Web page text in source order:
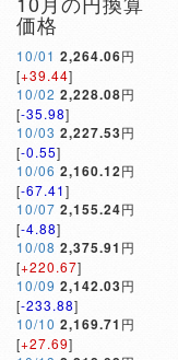
価格
10/01 2,264.06円
[+39.44]
10/02 2,228.08円
[-35.98]
10/03 2,227.53円
[-0.55]
10/06 2,160.12円
[-67.41]
10/07 2,155.24円
[-4.88]
10/08 2,375.91 円
[+220.67]
10/09 2,142.03円
[-233.88]
10/10 2,169.71 円
[+27.69]